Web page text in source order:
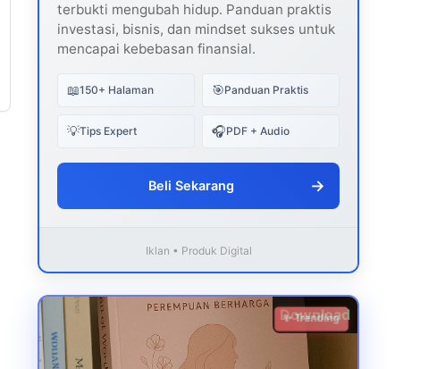
terbukti mengubah hidup. Panduan praktis
investasi, bisnis, dan mindset sukses untuk
mencapai kebebasan finansial.
📖150+ Halaman 🎯Panduan Praktis
💡Tips Expert 🎧PDF + Audio
Beli Sekarang →
Iklan • Produk Digital
Download
✨ Trending